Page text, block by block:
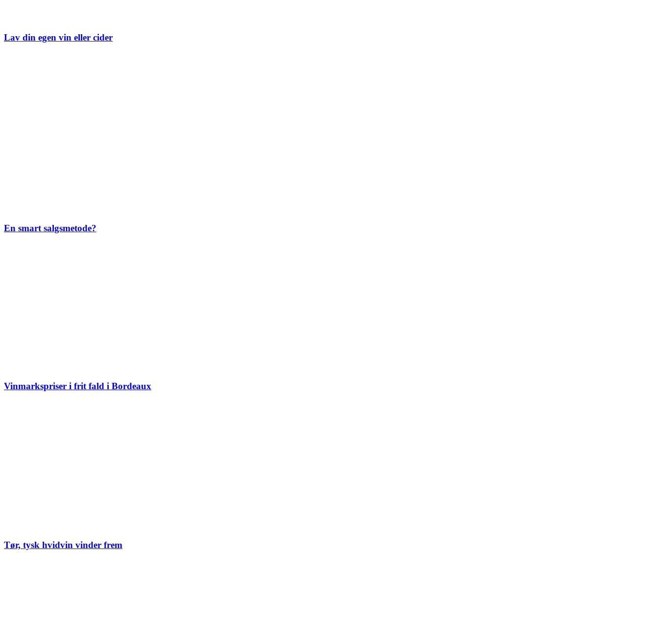
Lav din egen vin eller cider
En smart salgsmetode?
Vinmarkspriser i frit fald i Bordeaux
Tør, tysk hvidvin vinder frem